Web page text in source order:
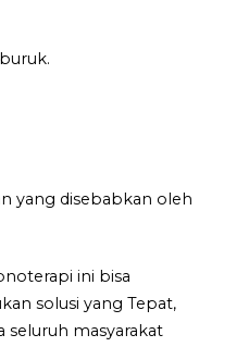
yang disebabkan oleh
ini bisa
solusi yang Tepat,
seluruh masyarakat